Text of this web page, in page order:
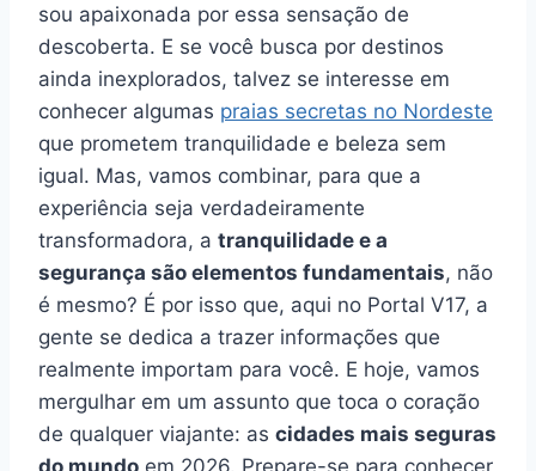
sou apaixonada por essa sensação de
descoberta. E se você busca por destinos
ainda inexplorados, talvez se interesse em
conhecer algumas praias secretas no Nordeste
que prometem tranquilidade e beleza sem
igual. Mas, vamos combinar, para que a
experiência seja verdadeiramente
transformadora, a tranquilidade e a
segurança são elementos fundamentais, não
é mesmo? É por isso que, aqui no Portal V17, a
gente se dedica a trazer informações que
realmente importam para você. E hoje, vamos
mergulhar em um assunto que toca o coração
de qualquer viajante: as cidades mais seguras
do mundo em 2026. Prepare-se para conhecer